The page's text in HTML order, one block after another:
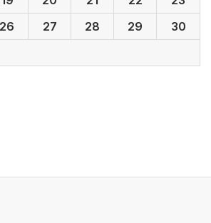
26 27 28 29
30